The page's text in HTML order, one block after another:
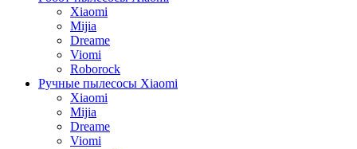
Xiaomi
Mijia
Dreame
Viomi
Roborock
Ручные пылесосы Xiaomi
Xiaomi
Mijia
Dreame
Viomi